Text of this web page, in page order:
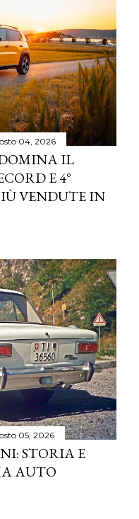
04, 2026
IL
E 4°
VENDUTE IN
05, 2026
STORIA E
AUTO